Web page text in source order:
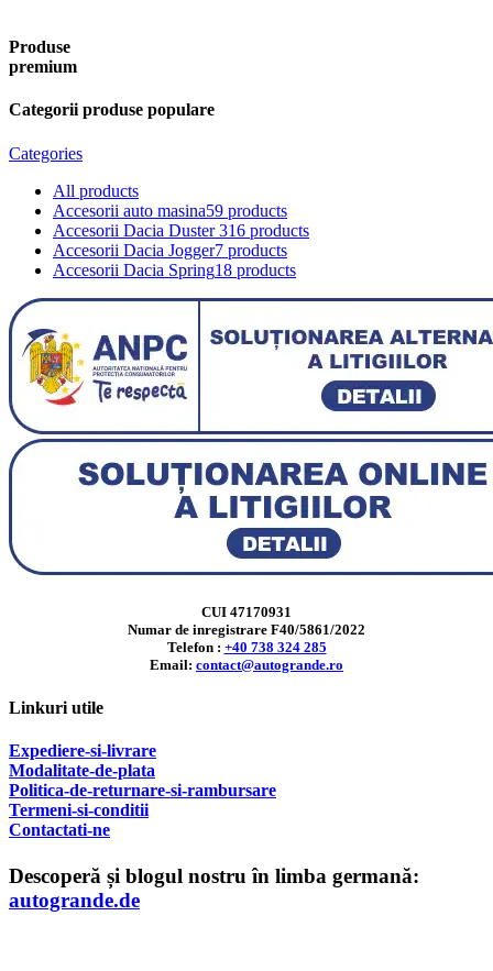
Produse
premium
Categorii produse populare
Categories
All products
Accesorii auto masina59 products
Accesorii Dacia Duster 316 products
Accesorii Dacia Jogger7 products
Accesorii Dacia Spring18 products
CUI 47170931
Numar de inregistrare F40/5861/2022
Telefon : +40 738 324 285
Email: contact@autogrande.ro
Linkuri utile
Expediere-si-livrare
Modalitate-de-plata
Politica-de-returnare-si-rambursare
Termeni-si-conditii
Contactati-ne
Descoperă și blogul nostru în limba germană:
autogrande.de